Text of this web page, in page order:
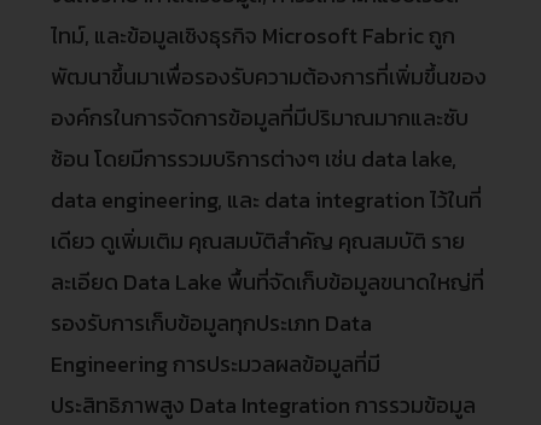
ไทม์, และข้อมูลเชิงธุรกิจ Microsoft Fabric ถูก
พัฒนาขึ้นมาเพื่อรองรับความต้องการที่เพิ่มขึ้นของ
องค์กรในการจัดการข้อมูลที่มีปริมาณมากและซับ
ซ้อน โดยมีการรวมบริการต่างๆ เช่น data lake,
data engineering, และ data integration ไว้ในที่
เดียว ดูเพิ่มเติม คุณสมบัติสำคัญ คุณสมบัติ ราย
ละเอียด Data Lake พื้นที่จัดเก็บข้อมูลขนาดใหญ่ที่
รองรับการเก็บข้อมูลทุกประเภท Data
Engineering การประมวลผลข้อมูลที่มี
ประสิทธิภาพสูง Data Integration การรวมข้อมูล